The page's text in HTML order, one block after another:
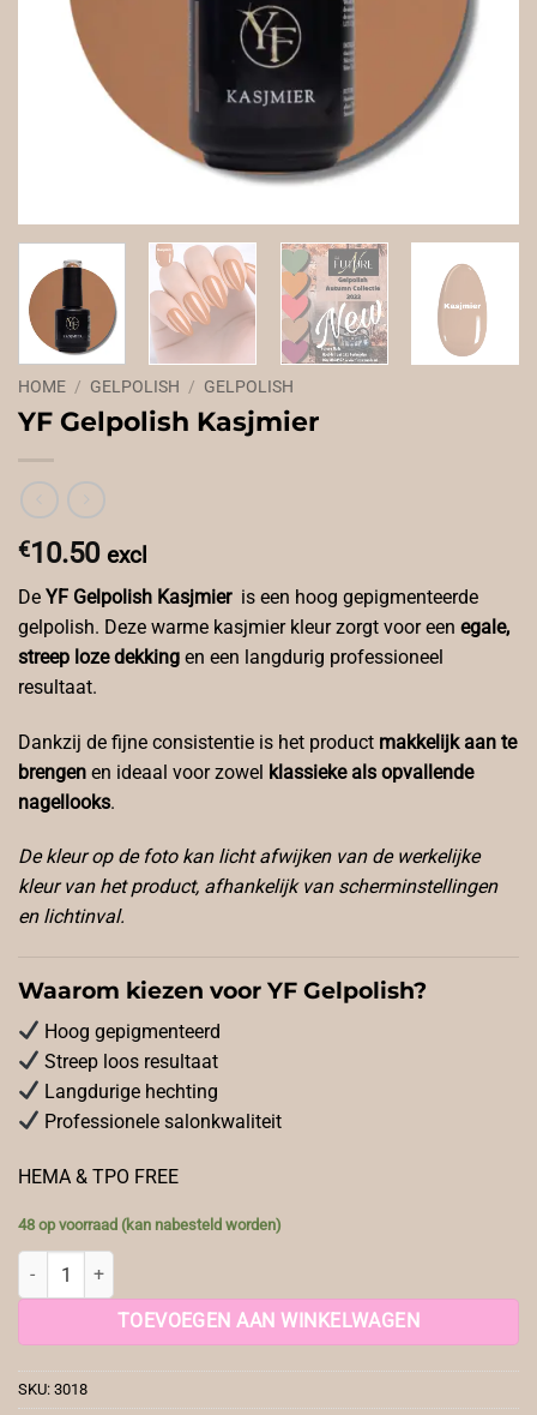
HOME / GELPOLISH / GELPOLISH
YF Gelpolish Kasjmier
€10.50 excl
De YF Gelpolish Kasjmier is een hoog gepigmenteerde
gelpolish. Deze warme kasjmier kleur zorgt voor een egale,
streep loze dekking en een langdurig professioneel
resultaat.
Dankzij de fijne consistentie is het product makkelijk aan te
brengen en ideaal voor zowel klassieke als opvallende
nagellooks.
De kleur op de foto kan licht afwijken van de werkelijke
kleur van het product, afhankelijk van scherminstellingen
en lichtinval.
Waarom kiezen voor YF Gelpolish?
Hoog gepigmenteerd
Streep loos resultaat
Langdurige hechting
Professionele salonkwaliteit
HEMA & TPO FREE
48 op voorraad (kan nabesteld worden)
YF Gelpolish Kasjmier aantal
TOEVOEGEN AAN WINKELWAGEN
SKU: 3018